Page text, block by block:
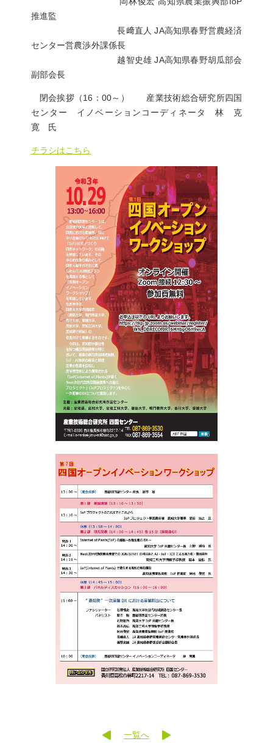
推進監
長﨑直人 JA高知県春野営農経済
センター営農渉外課係長
越智史雄 JA高知県春野胡瓜部会
副部会長
閉会挨拶（16：00～） 産業技術総合研究所四国
センター イノベーションコーディネータ 林 克
寛 氏
チラシはこちら
一覧へ